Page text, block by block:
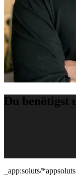
Du benötigst
_app:soluts/*appsoluts